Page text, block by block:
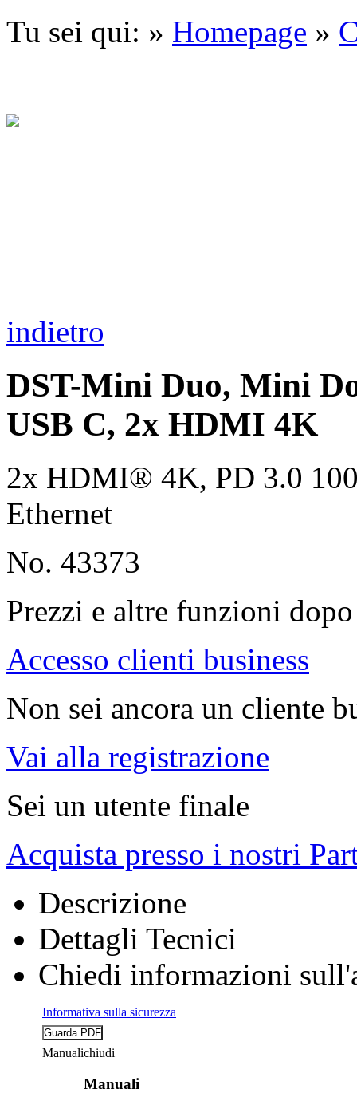
Tu sei qui: » Homepage »
indietro
DST-Mini Duo, Mini
USB C, 2x HDMI 4K
2x HDMI® 4K, PD 3.0
Ethernet
No. 43373
Prezzi e altre funzioni
Accesso clienti business
Non sei ancora un cliente
Vai alla registrazione
Sei un utente finale
Acquista presso i nostri
Descrizione
Dettagli Tecnici
Chiedi informazioni
Informativa sulla sicurezza
Manualichiudi
Manuali